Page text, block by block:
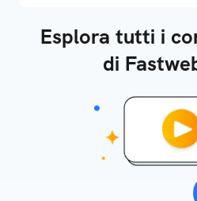
Esplora tutti i
di